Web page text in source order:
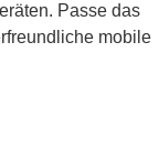
Passe das
mobile